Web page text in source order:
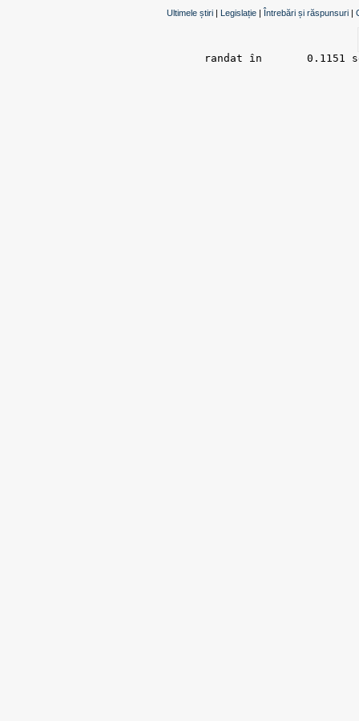
Ultimele știri | Legislație | Întrebări și răspunsuri |
randat în